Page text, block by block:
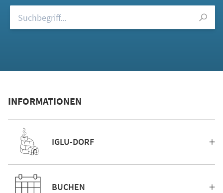
INFORMATIONEN
IGLU-DORF
BUCHEN